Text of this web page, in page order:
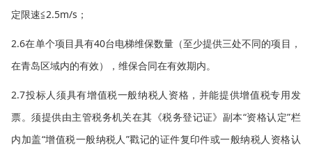
定限速≦2.5m/s；
2.6在单个项目具有40台电梯维保数量（至少提供三处不同的项目，
在青岛区域内的有效），维保合同在有效期内。
2.7投标人须具有增值税一般纳税人资格，并能提供增值税专用发
票。须提供由主管税务机关在其《税务登记证》副本“资格认定”栏
内加盖“增值税一般纳税人”戳记的证件复印件或一般纳税人资格认